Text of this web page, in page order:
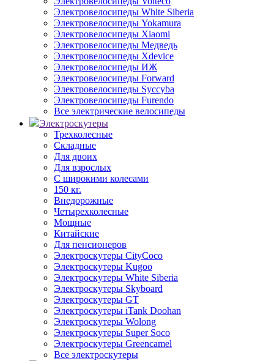
Электровелосипеды White Siberia
Электровелосипеды Yokamura
Электровелосипеды Xiaomi
Электровелосипеды Медведь
Электровелосипеды Xdevice
Электровелосипеды ИЖ
Электровелосипеды Forward
Электровелосипеды Syccyba
Электровелосипеды Furendo
Все электрические велосипеды
Электроскутеры
Трехколесные
Складные
Для двоих
Для взрослых
С широкими колесами
150 кг.
Внедорожные
Четырехколесные
Мощные
Китайские
Для пенсионеров
Электроскутеры CityCoco
Электроскутеры Kugoo
Электроскутеры White Siberia
Электроскутеры Skyboard
Электроскутеры GT
Электроскутеры iTank Doohan
Электроскутеры Wolong
Электроскутеры Super Soco
Электроскутеры Greencamel
Все электроскутеры